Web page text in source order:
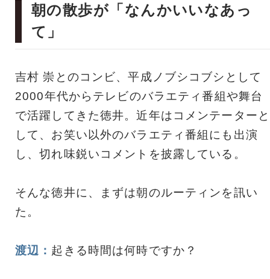
朝の散歩が「なんかいいなあっ
て」
吉村 崇とのコンビ、平成ノブシコブシとして
2000年代からテレビのバラエティ番組や舞台
で活躍してきた徳井。近年はコメンテーターと
して、お笑い以外のバラエティ番組にも出演
し、切れ味鋭いコメントを披露している。
そんな徳井に、まずは朝のルーティンを訊い
た。
渡辺： 起きる時間は何時ですか？